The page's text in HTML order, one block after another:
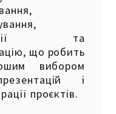
та
що робить
вибором
і
проєктів.